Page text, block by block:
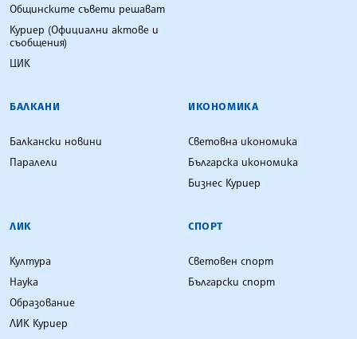
Общинските съвети решават
Куриер (Официални актове и
съобщения)
ЦИК
БАЛКАНИ
Балкански новини
Паралели
ИКОНОМИКА
Световна икономика
Българска икономика
Бизнес Куриер
ЛИК
Култура
Наука
Образование
ЛИК Куриер
СПОРТ
Световен спорт
Български спорт